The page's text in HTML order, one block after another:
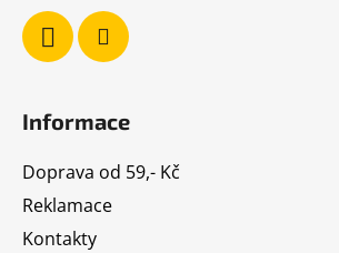
Informace
Doprava od 59,- Kč
Reklamace
Kontakty